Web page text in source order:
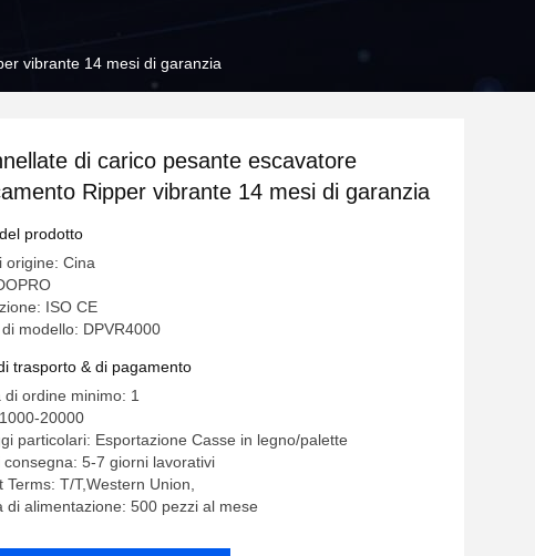
vibrante 14 mesi di garanzia
di carico pesante escavatore
Ripper vibrante 14 mesi di garanzia
prodotto
origine: Cina
ISO CE
modello: DPVR4000
trasporto & di pagamento
di ordine minimo: 1
20000
particolari: Esportazione Casse in legno/palette
consegna: 5-7 giorni lavorativi
Terms: T/T,Western Union,
di alimentazione: 500 pezzi al mese